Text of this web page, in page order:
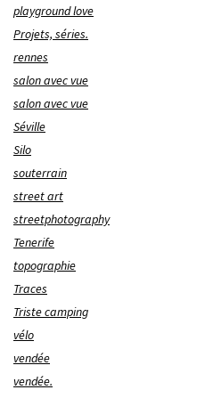
playground love
Projets, séries.
rennes
salon avec vue
salon avec vue
Séville
Silo
souterrain
street art
streetphotography
Tenerife
topographie
Traces
Triste camping
vélo
vendée
vendée.